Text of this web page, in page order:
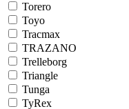
Torero
Toyo
Tracmax
TRAZANO
Trelleborg
Triangle
Tunga
TyRex